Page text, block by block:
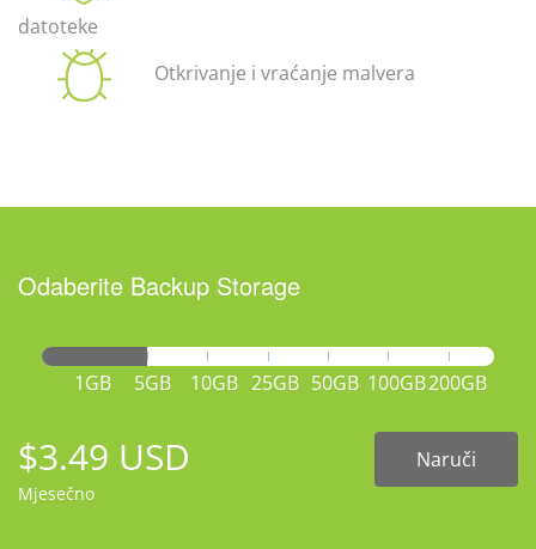
datoteke
Otkrivanje i vraćanje malvera
Odaberite Backup Storage
1GB 5GB 10GB 25GB 50GB 100GB200GB
$3.49 USD
Mjesečno
Naruči